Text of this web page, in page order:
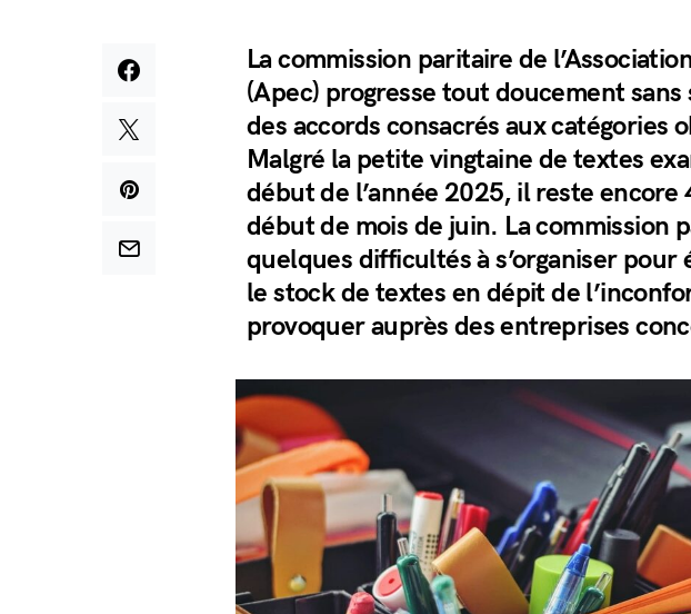
La commission paritaire de
(Apec) progresse tout doucement sans
des accords consacrés aux catégories
Malgré la petite vingtaine de textes
début de l’année 2025, il reste encore
début de mois de juin. La commission
quelques difficultés à s’organiser
le stock de textes en dépit de
provoquer auprès des entreprises